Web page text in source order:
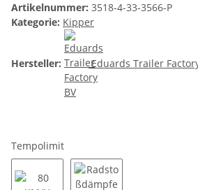
Artikelnummer: 3518-4-33-3566-P
Kategorie: Kipper
Hersteller: Eduards Trailer
Tempolimit